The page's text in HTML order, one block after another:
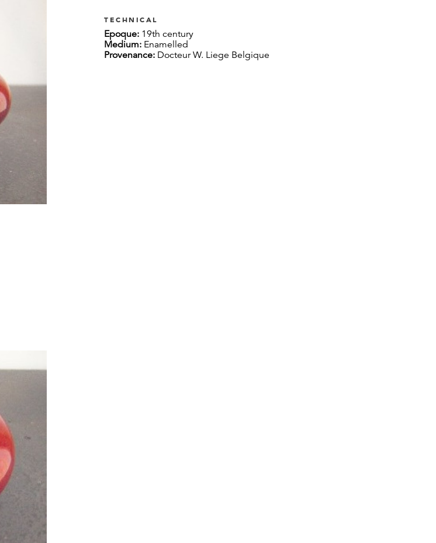
TECHNICAL
Epoque: 19th century
Medium: Enamelled
Provenance: Docteur W. Liege Belgique